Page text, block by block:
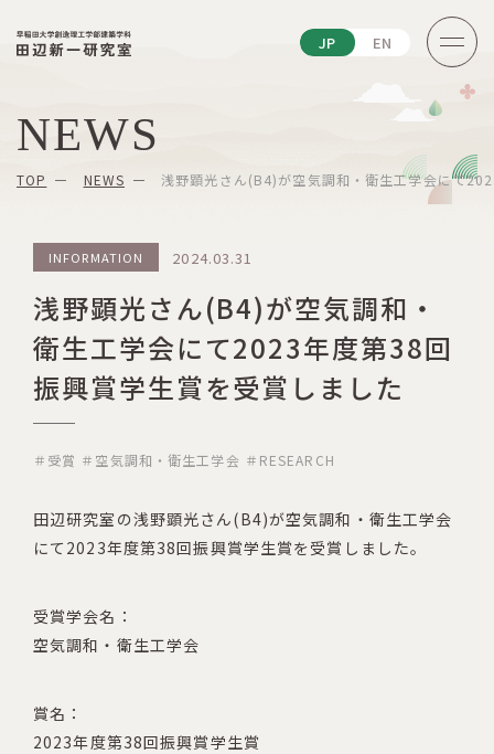
JP EN
NEWS
TOP NEWS 浅野顕光さん(B4)が空気調和・衛生工学会にて
INFORMATION 2024.03.31
浅野顕光さん(B4)が空気調和・
衛生工学会にて2023年度第38回
振興賞学生賞を受賞しました
＃受賞 ＃空気調和・衛生工学会 ＃RESEARCH
田辺研究室の浅野顕光さん(B4)が空気調和・衛生工学会
にて2023年度第38回振興賞学生賞を受賞しました。
受賞学会名：
空気調和・衛生工学会
賞名：
2023年度第38回振興賞学生賞